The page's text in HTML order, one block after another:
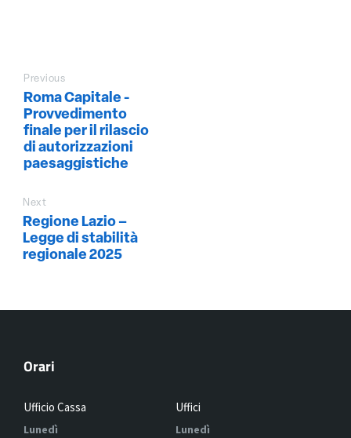
Previous
Roma Capitale -
Provvedimento
finale per il rilascio
di autorizzazioni
paesaggistiche
Next
Regione Lazio –
Legge di stabilità
regionale 2025
Orari
Ufficio Cassa
Lunedì
Uffici
Lunedì